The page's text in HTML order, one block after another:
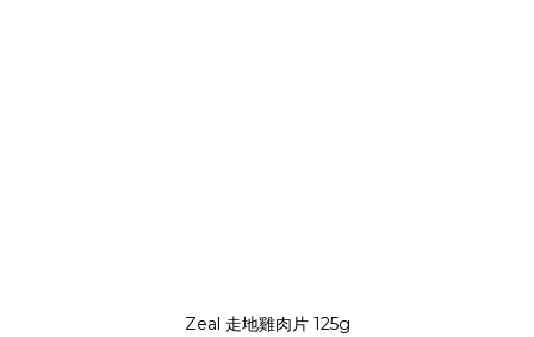
Zeal 走地雞肉片 125g